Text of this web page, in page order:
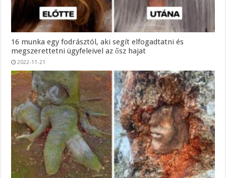
16 munka egy fodrásztól, aki segít elfogadtatni és
megszerettetni ügyfeleivel az ősz hajat
2022-11-21